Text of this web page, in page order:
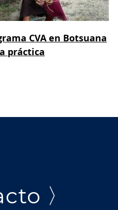
CVA en Botsuana
práctica
〉